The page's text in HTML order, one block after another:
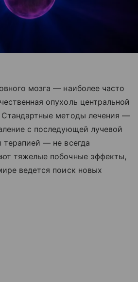
мозга — наиболее часто
опухоль центральной
методы лечения —
с последующей лучевой
— не всегда
тяжелые побочные эффекты,
ведется поиск новых